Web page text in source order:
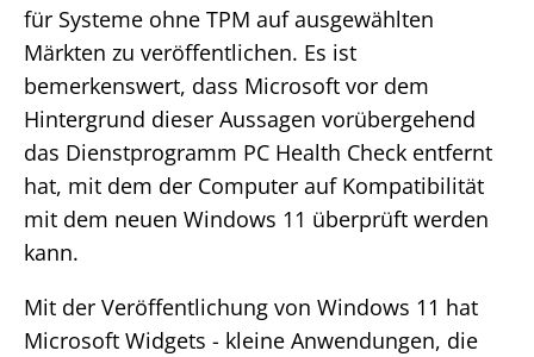
für Systeme ohne TPM auf ausgewählten
Märkten zu veröffentlichen. Es ist
bemerkenswert, dass Microsoft vor dem
Hintergrund dieser Aussagen vorübergehend
das Dienstprogramm PC Health Check entfernt
hat, mit dem der Computer auf Kompatibilität
mit dem neuen Windows 11 überprüft werden
kann.
Mit der Veröffentlichung von Windows 11 hat
Microsoft Widgets - kleine Anwendungen, die